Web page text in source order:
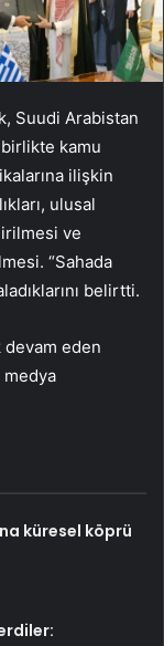
Suudi Arabistan
kamu
ilişkin
ulusal
ve
“Sahada
belirtti.
eden
küresel köprü